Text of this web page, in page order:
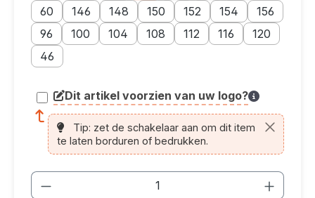
60
Maatoptie: 60
146
Maatoptie: 146
148
Maatoptie: 148
150
Maatoptie: 150
152
Maatoptie: 152
154
Maatoptie: 154
156
Maatoptie:
96
Maatoptie: 96
100
Maatoptie: 100
104
Maatoptie: 104
108
Maatoptie: 108
112
Maatoptie: 112
116
Maatoptie: 116
120
Maatoptie:
46
Maatoptie: 46
Dit artikel voorzien van uw logo?
article.printing.helptext
Tip: zet de schakelaar aan om dit item
te laten borduren of bedrukken.
Producthoeveelheid: Voer de